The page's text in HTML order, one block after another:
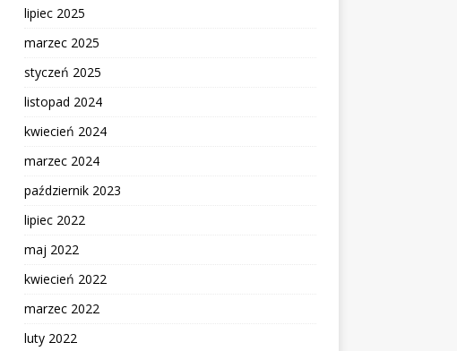
lipiec 2025
marzec 2025
styczeń 2025
listopad 2024
kwiecień 2024
marzec 2024
październik 2023
lipiec 2022
maj 2022
kwiecień 2022
marzec 2022
luty 2022